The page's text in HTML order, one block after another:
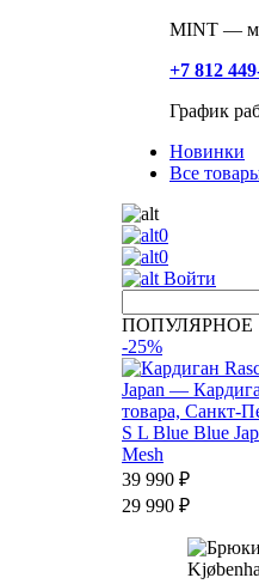
MINT —
+7 812
График
Новинки
Все
0
0
Войти
ПОПУЛЯРНОЕ
-25%
S L Blue Blue
Mesh
39 990 ₽
29 990 ₽